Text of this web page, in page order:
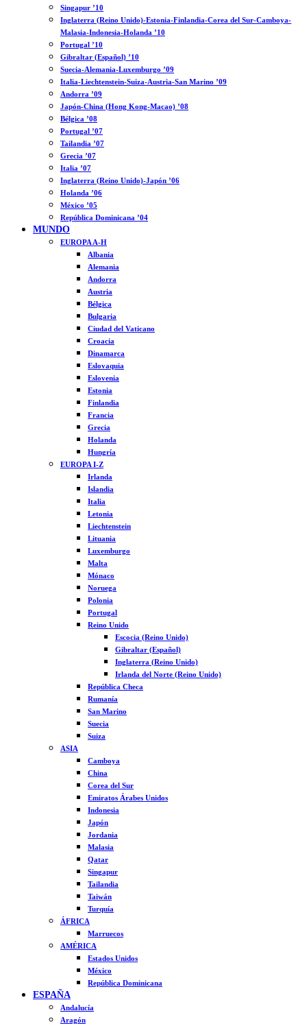
Singapur ’10
Inglaterra (Reino Unido)-Estonia-Finlandia-Corea del Sur-Camboya-
Malasia-Indonesia-Holanda ’10
Portugal ’10
Gibraltar (Español) ’10
Suecia-Alemania-Luxemburgo ’09
Italia-Liechtenstein-Suiza-Austria-San Marino ’09
Andorra ’09
Japón-China (Hong Kong-Macao) ’08
Bélgica ’08
Portugal ’07
Tailandia ’07
Grecia ’07
Italia ’07
Inglaterra (Reino Unido)-Japón ’06
Holanda ’06
México ’05
República Dominicana ’04
MUNDO
EUROPA A-H
Albania
Alemania
Andorra
Austria
Bélgica
Bulgaria
Ciudad del Vaticano
Croacia
Dinamarca
Eslovaquia
Eslovenia
Estonia
Finlandia
Francia
Grecia
Holanda
Hungría
EUROPA I-Z
Irlanda
Islandia
Italia
Letonia
Liechtenstein
Lituania
Luxemburgo
Malta
Mónaco
Noruega
Polonia
Portugal
Reino Unido
Escocia (Reino Unido)
Gibraltar (Español)
Inglaterra (Reino Unido)
Irlanda del Norte (Reino Unido)
República Checa
Rumanía
San Marino
Suecia
Suiza
ASIA
Camboya
China
Corea del Sur
Emiratos Árabes Unidos
Indonesia
Japón
Jordania
Malasia
Qatar
Singapur
Tailandia
Taiwán
Turquía
ÁFRICA
Marruecos
AMÉRICA
Estados Unidos
México
República Dominicana
ESPAÑA
Andalucía
Aragón